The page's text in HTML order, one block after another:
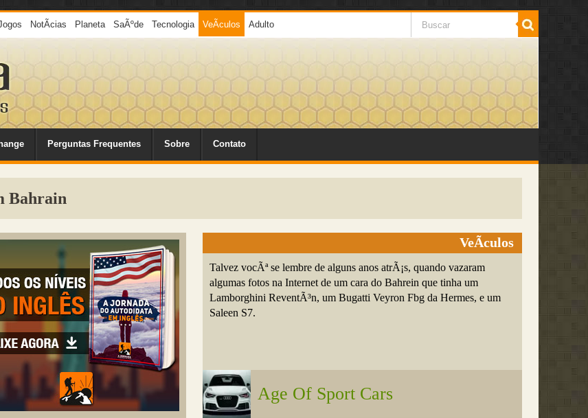
NotÃ­cias Planeta SaÃºde Tecnologia VeÃ­culos Adulto
Perguntas Frequentes Sobre Contato
Bahrain
VeÃ­culos
Talvez vocÃª se lembre de alguns anos atrÃ¡s, quando vazaram
algumas fotos na Internet de um cara do Bahrein que tinha um
Lamborghini ReventÃ³n, um Bugatti Veyron Fbg da Hermes, e um
Saleen S7.
Age Of Sport Cars